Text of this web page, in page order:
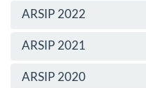
ARSIP 2022
ARSIP 2021
ARSIP 2020